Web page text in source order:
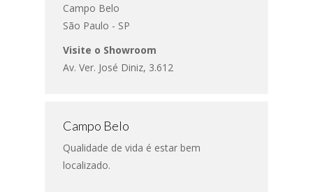
Campo Belo
São Paulo - SP
Visite o Showroom
Av. Ver. José Diniz, 3.612
Campo Belo
Qualidade de vida é estar bem
localizado.